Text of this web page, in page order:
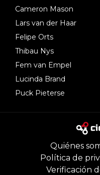
Cameron Mason
Lars van der Haar
Felipe Orts
Thibau Nys
Fem van Empel
Lucinda Brand
Puck Pieterse
Quiénes
Política de
Verificación